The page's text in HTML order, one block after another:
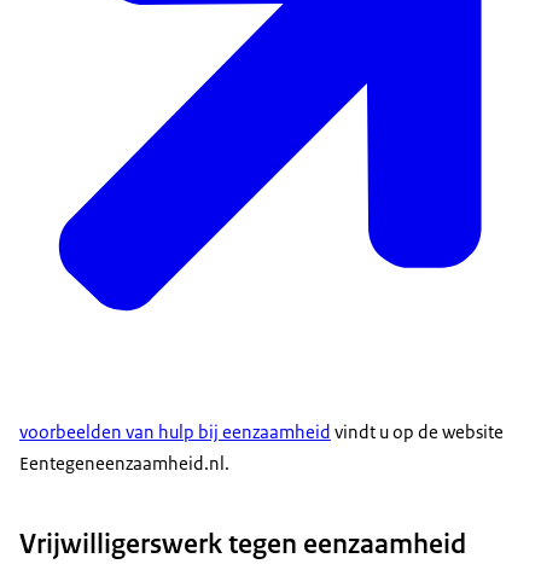
voorbeelden van hulp bij eenzaamheid vindt u op de website
Eentegeneenzaamheid.nl.
Vrijwilligerswerk tegen eenzaamheid